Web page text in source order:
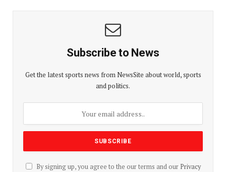
Subscribe to News
Get the latest sports news from NewsSite about world, sports
and politics.
By signing up, you agree to the our terms and our Privacy